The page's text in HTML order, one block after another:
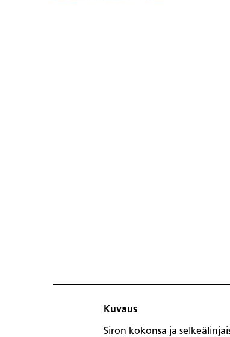
Kuvaus
Siron kokonsa ja